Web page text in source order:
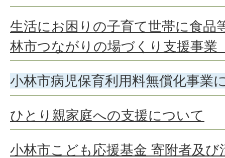
生活にお困りの子育て世帯に食品
林市つながりの場づくり支援事業
小林市病児保育利用料無償化事業
ひとり親家庭への支援について
小林市こども応援基金 寄附者及び